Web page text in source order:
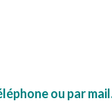
ou par